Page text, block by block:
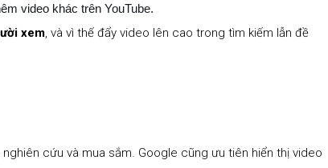
video khác trên YouTube.
xem, và vì thế đẩy video lên cao trong tìm kiếm lẫn đề
cứu và mua sắm. Google cũng ưu tiên hiển thị video